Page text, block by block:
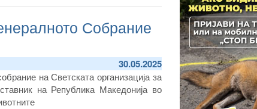
Собрание
30.05.2025
на Светската организација за
на Република Македонија во